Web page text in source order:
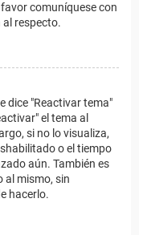
comuníquese con
respecto.
dice "Reactivar tema"
el tema al
si no lo visualiza,
o el tiempo
aún. También es
al mismo, sin
hacerlo.